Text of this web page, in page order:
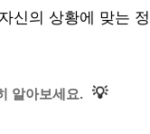
신의 상황에 맞는
알아보세요. 💡